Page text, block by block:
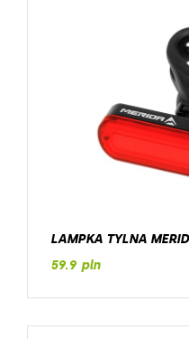
LAMPKA TYLNA
59.9 pln